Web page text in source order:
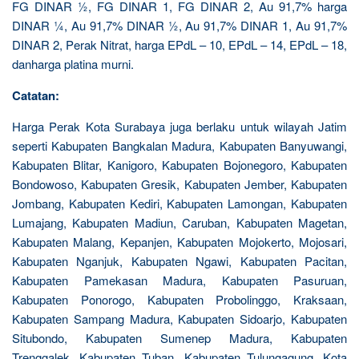
FG DINAR ½, FG DINAR 1, FG DINAR 2, Au 91,7% harga
DINAR ¼, Au 91,7% DINAR ½, Au 91,7% DINAR 1, Au 91,7%
DINAR 2, Perak Nitrat, harga EPdL – 10, EPdL – 14, EPdL – 18,
danharga platina murni.
Catatan:
Harga Perak Kota Surabaya juga berlaku untuk wilayah Jatim
seperti Kabupaten Bangkalan Madura, Kabupaten Banyuwangi,
Kabupaten Blitar, Kanigoro, Kabupaten Bojonegoro, Kabupaten
Bondowoso, Kabupaten Gresik, Kabupaten Jember, Kabupaten
Jombang, Kabupaten Kediri, Kabupaten Lamongan, Kabupaten
Lumajang, Kabupaten Madiun, Caruban, Kabupaten Magetan,
Kabupaten Malang, Kepanjen, Kabupaten Mojokerto, Mojosari,
Kabupaten Nganjuk, Kabupaten Ngawi, Kabupaten Pacitan,
Kabupaten Pamekasan Madura, Kabupaten Pasuruan,
Kabupaten Ponorogo, Kabupaten Probolinggo, Kraksaan,
Kabupaten Sampang Madura, Kabupaten Sidoarjo, Kabupaten
Situbondo, Kabupaten Sumenep Madura, Kabupaten